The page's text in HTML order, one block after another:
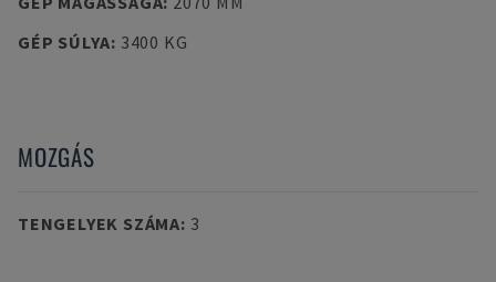
GÉP SÚLYA: 3400 KG
MOZGÁS
TENGELYEK SZÁMA: 3